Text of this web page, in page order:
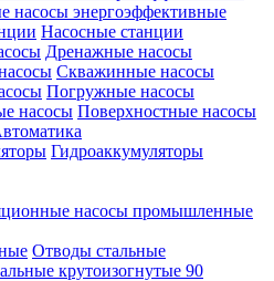
насосы энергоэффективные
Насосные станции
Дренажные насосы
Скважинные насосы
Погружные насосы
Поверхностные насосы
Гидроаккумуляторы
насосы промышленные
Отводы стальные
крутоизогнутые 90